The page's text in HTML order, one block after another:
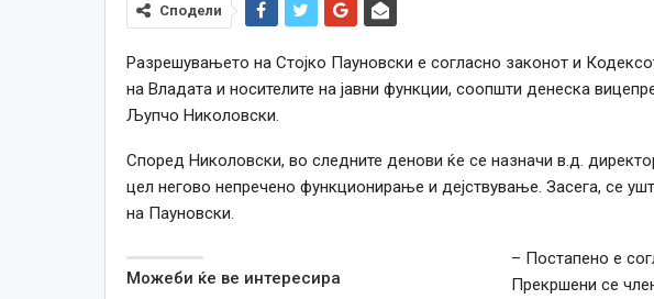
Сподели
Разрешувањето на Стојко Пауновски е согласно законот и
на Владата и носителите на јавни функции, соопшти денеска
Љупчо Николовски.
Според Николовски, во следните денови ќе се назначи в.д.
цел негово непречено функционирање и дејствување. Засега, се
на Пауновски.
Можеби ќе ве интересира
– Постапено е
Прекршени се